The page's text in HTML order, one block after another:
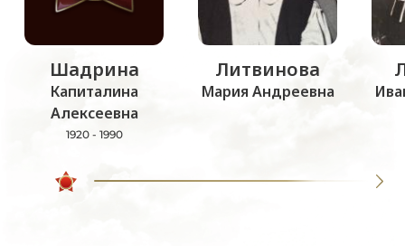
Шадрина
Капиталина
Алексеевна
1920 - 1990
Литвинова
Мария Андреевна